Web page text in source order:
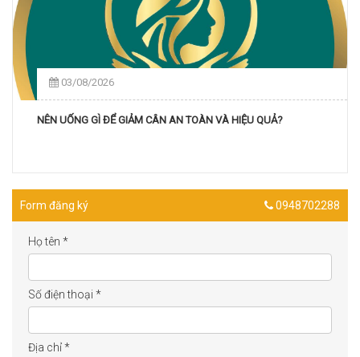
03/08/2026
NÊN UỐNG GÌ ĐỂ GIẢM CÂN AN TOÀN VÀ HIỆU QUẢ?
Form đăng ký 0948702288
Họ tên *
Số điện thoại *
Địa chỉ*